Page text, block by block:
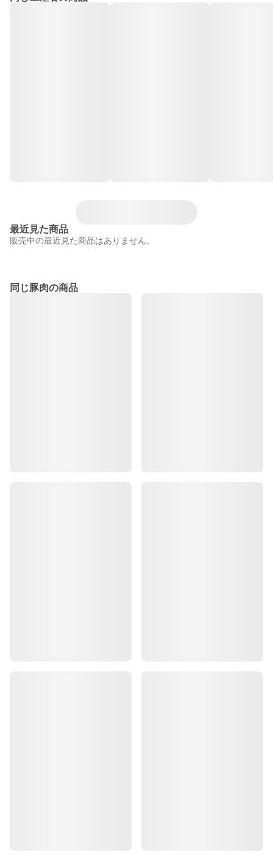
最近見た商品
販売中の最近見た商品はありません。
同じ豚肉の商品